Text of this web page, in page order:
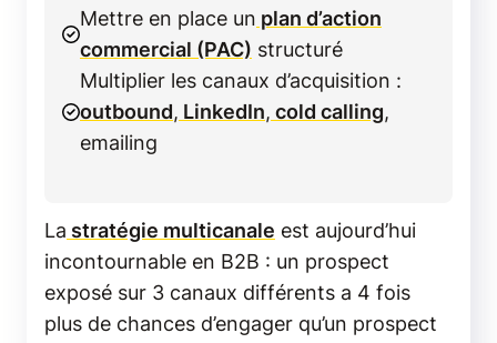
Mettre en place un plan d’action
commercial (PAC) structuré
Multiplier les canaux d’acquisition :
outbound, LinkedIn, cold calling,
emailing
La stratégie multicanale est aujourd’hui
incontournable en B2B : un prospect
exposé sur 3 canaux différents a 4 fois
plus de chances d’engager qu’un prospect